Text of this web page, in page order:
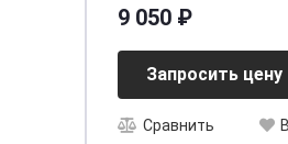
9 050 ₽
Запросить цену
Сравнить